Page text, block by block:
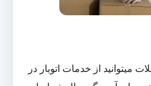
میتوانید از خدمات اتوبار در